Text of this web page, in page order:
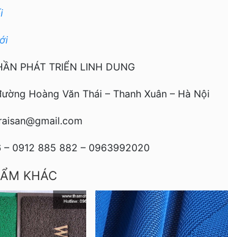
PHÁT TRIỂN LINH DUNG
Hoàng Văn Thái – Thanh Xuân – Hà Nội
0912 885 882 – 0963992020
KHÁC